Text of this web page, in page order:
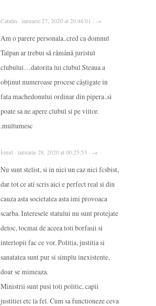
Catalin · ianuarie 27, 2020 at 20:46:01 · →
Am o parere personala..cred ca domnul
Talpan ar trebui să rămână juristul
clubului…datorita lui clubul Steaua a
obținut numeroase procese câștigate in
fata machedonului ordinar din pipera..si
poate sa ne apere clubul si pe viitor.
.multumesc
Ionut · ianuarie 28, 2020 at 00:25:53 · →
Nu sunt stelist, si in nici un caz nici fcsbist,
dar tot ce ati scris aici e perfect real si din
cauza asta societatea asta imi provoaca
scarba. Interesele statului nu sunt protejate
deloc, tocmai de aceea toti borfasii si
interlopii fac ce vor. Politia, justitia si
sanatatea sunt pur si simplu inexistente,
doar se mimeaza.
Ministrii sunt pusi toti politic, capii
justitiei etc la fel. Cum sa functioneze ceva